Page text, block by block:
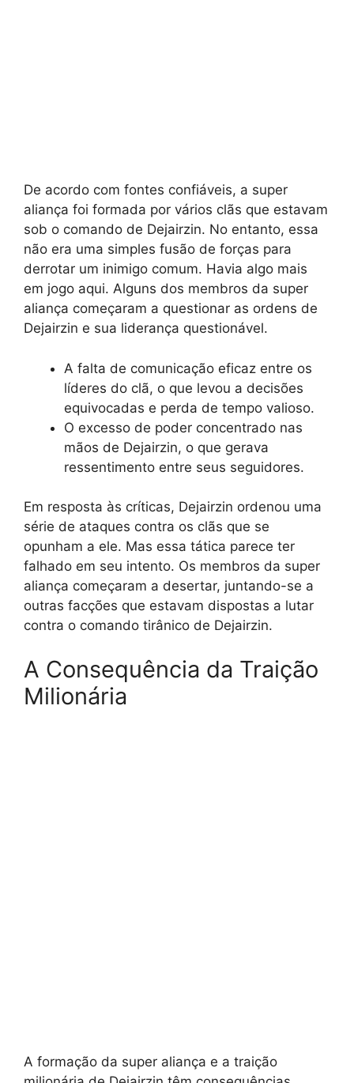
De acordo com fontes confiáveis, a super
aliança foi formada por vários clãs que estavam
sob o comando de Dejairzin. No entanto, essa
não era uma simples fusão de forças para
derrotar um inimigo comum. Havia algo mais
em jogo aqui. Alguns dos membros da super
aliança começaram a questionar as ordens de
Dejairzin e sua liderança questionável.
A falta de comunicação eficaz entre os
líderes do clã, o que levou a decisões
equivocadas e perda de tempo valioso.
O excesso de poder concentrado nas
mãos de Dejairzin, o que gerava
ressentimento entre seus seguidores.
Em resposta às críticas, Dejairzin ordenou uma
série de ataques contra os clãs que se
opunham a ele. Mas essa tática parece ter
falhado em seu intento. Os membros da super
aliança começaram a desertar, juntando-se a
outras facções que estavam dispostas a lutar
contra o comando tirânico de Dejairzin.
A Consequência da Traição
Milionária
A formação da super aliança e a traição